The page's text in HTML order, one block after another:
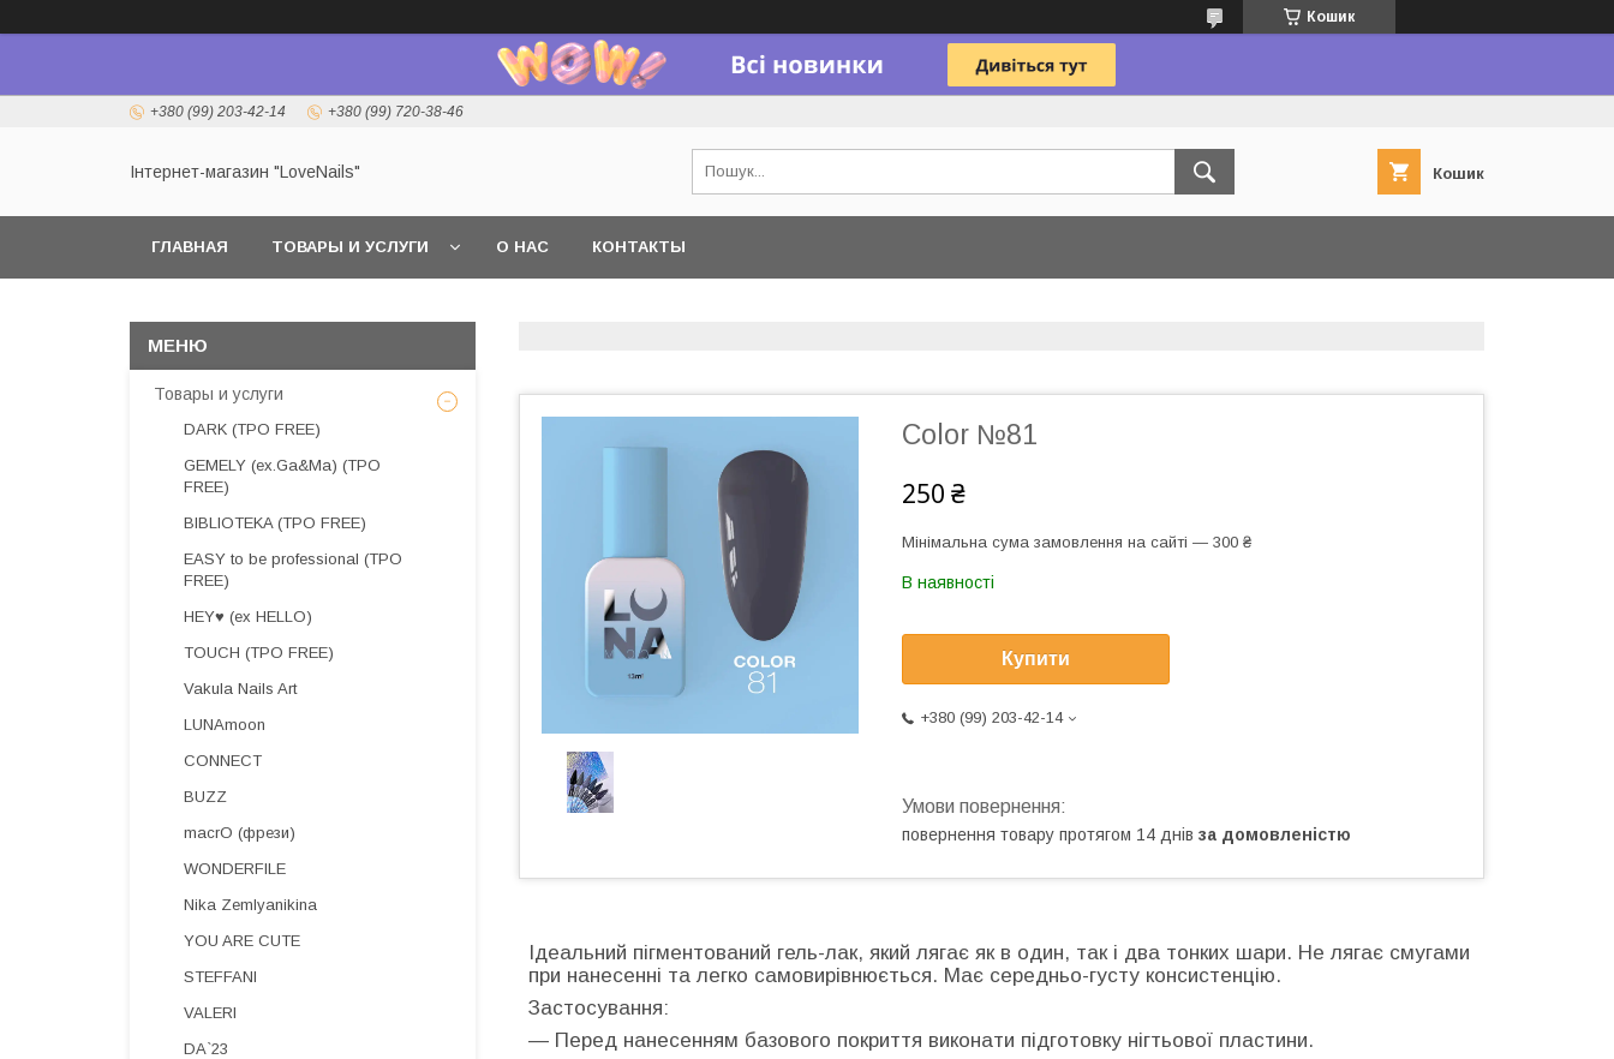
Кошик
+380 (99) 203-42-14 +380 (99) 720-38-46
Інтернет-магазин "LoveNails" Кошик
ГЛАВНАЯ ТОВАРЫ И УСЛУГИ О НАС КОНТАКТЫ
Color №81
250 ₴
Мінімальна сума замовлення на сайті — 300 ₴
В наявності
Купити
+380 (99) 203-42-14
повернення товару протягом 14 днів за домовленістю
Ідеальний пігментований гель-лак, який лягає як в один, так і два тонких шари. Не лягає смугами
при нанесенні та легко самовирівнюється. Має середньо-густу консистенцію.
Застосування:
— Перед нанесенням базового покриття виконати підготовку нігтьової пластини.
Товары и услуги
DARK (TPO FREE)
GEMELY (ex.Ga&Ma) (TPO
FREE)
BIBLIOTEKA (TPO FREE)
EASY to be professional (TPO
FREE)
HEY♥ (ex HELLO)
TOUCH (TPO FREE)
Vakula Nails Art
LUNAmoon
CONNECT
BUZZ
macrO (фрези)
WONDERFILE
Nika Zemlyanikina
YOU ARE CUTE
STEFFANI
VALERI
DA`23